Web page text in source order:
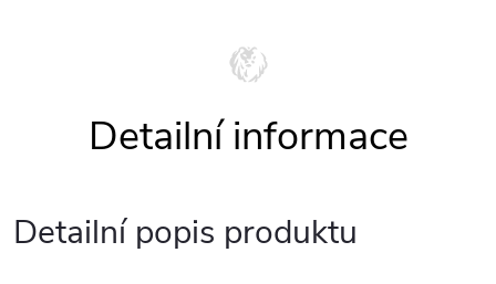
Detailní popis produktu